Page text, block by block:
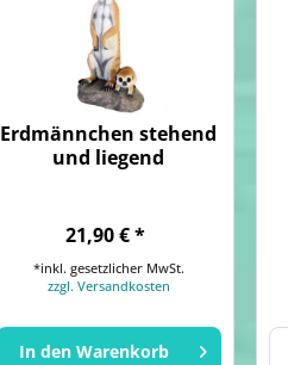
Erdmännchen stehend
und liegend
21,90 € *
*inkl. gesetzlicher MwSt.
zzgl. Versandkosten
In den Warenkorb